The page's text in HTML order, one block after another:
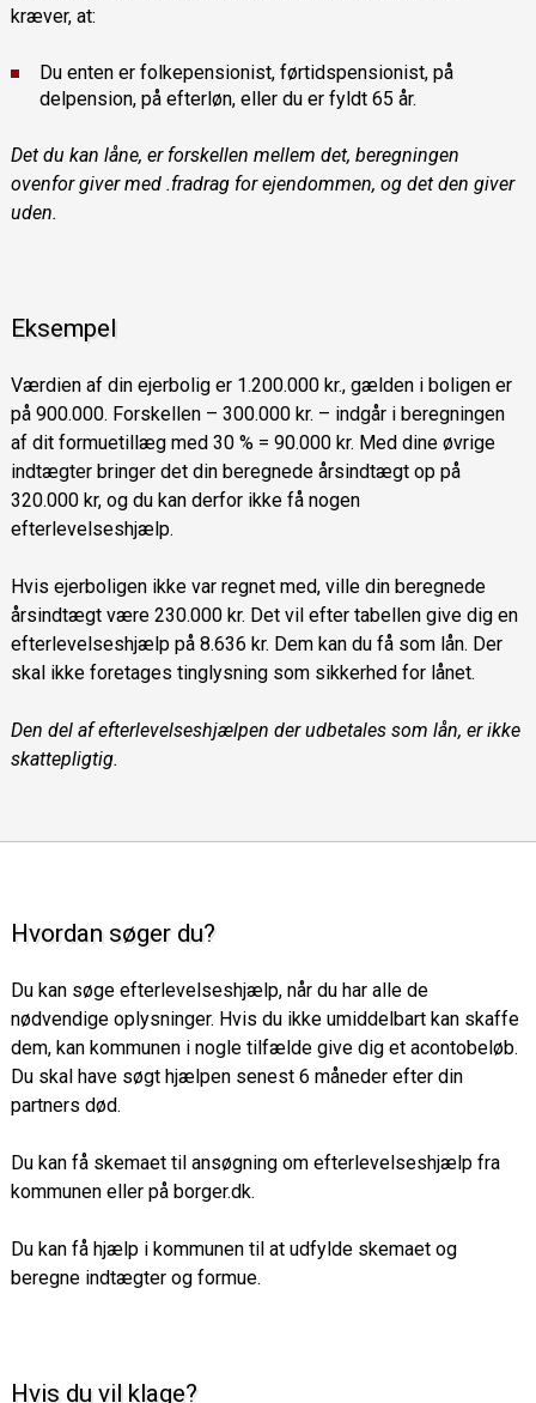
kræver, at:
Du enten er folkepensionist, førtidspensionist, på
delpension, på efterløn, eller du er fyldt 65 år.
Det du kan låne, er forskellen mellem det, beregningen
ovenfor giver med .fradrag for ejendommen, og det den giver
uden.
Eksempel
Værdien af din ejerbolig er 1.200.000 kr., gælden i boligen er
på 900.000. Forskellen – 300.000 kr. – indgår i beregningen
af dit formuetillæg med 30 % = 90.000 kr. Med dine øvrige
indtægter bringer det din beregnede årsindtægt op på
320.000 kr, og du kan derfor ikke få nogen
efterlevelseshjælp.
Hvis ejerboligen ikke var regnet med, ville din beregnede
årsindtægt være 230.000 kr. Det vil efter tabellen give dig en
efterlevelseshjælp på 8.636 kr. Dem kan du få som lån. Der
skal ikke foretages tinglysning som sikkerhed for lånet.
Den del af efterlevelseshjælpen der udbetales som lån, er ikke
skattepligtig.
Hvordan søger du?
Du kan søge efterlevelseshjælp, når du har alle de
nødvendige oplysninger. Hvis du ikke umiddelbart kan skaffe
dem, kan kommunen i nogle tilfælde give dig et acontobeløb.
Du skal have søgt hjælpen senest 6 måneder efter din
partners død.
Du kan få skemaet til ansøgning om efterlevelseshjælp fra
kommunen eller på borger.dk.
Du kan få hjælp i kommunen til at udfylde skemaet og
beregne indtægter og formue.
Hvis du vil klage?